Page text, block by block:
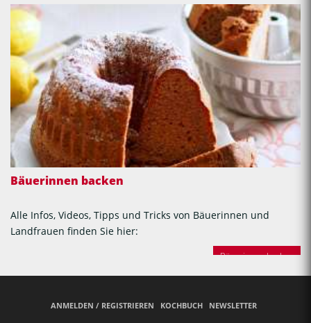
Bäuerinnen backen
Alle Infos, Videos, Tipps und Tricks von Bäuerinnen und
Landfrauen finden Sie hier:
Bäuerinnen backen
ANMELDEN / REGISTRIEREN KOCHBUCH NEWSLETTER